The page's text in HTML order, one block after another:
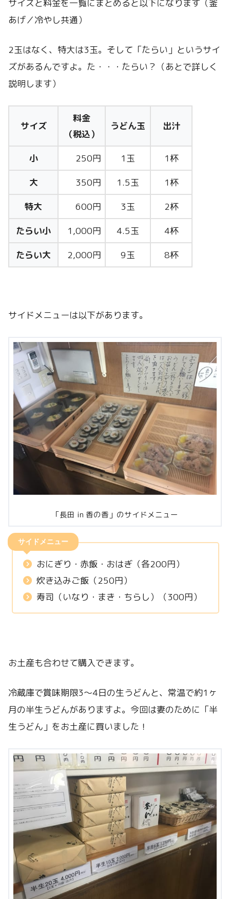
サイズと料金を一覧にまとめると以下になります（釜
あげ／冷やし共通）
2玉はなく、特大は3玉。そして「たらい」というサイ
ズがあるんですよ。た・・・たらい？（あとで詳しく
説明します）
サイズ
料金
（税込）
うどん玉 出汁
小 250円 1玉 1杯
大 350円 1.5玉 1杯
特大 600円 3玉 2杯
たらい小 1,000円 4.5玉 4杯
たらい大 2,000円 9玉 8杯
サイドメニューは以下があります。
「長田 in 香の香」のサイドメニュー
サイドメニュー
おにぎり・赤飯・おはぎ（各200円）
炊き込みご飯（250円）
寿司（いなり・まき・ちらし）（300円）
お土産も合わせて購入できます。
冷蔵庫で賞味期限3〜4日の生うどんと、常温で約1ヶ
月の半生うどんがありますよ。今回は妻のために「半
生うどん」をお土産に買いました！